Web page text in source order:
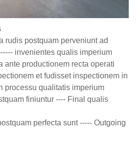
rudis postquam perveniunt ad
invenientes qualis imperium
ante productionem recta operati
et fudisset inspectionem in
processu qualitatis imperium
finiuntur ---- Final qualis
perfecta sunt ----- Outgoing